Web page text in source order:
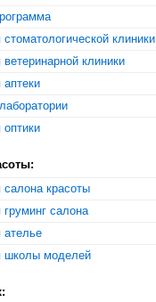
клиники
клиники
красоты
салона
ателье
школы моделей